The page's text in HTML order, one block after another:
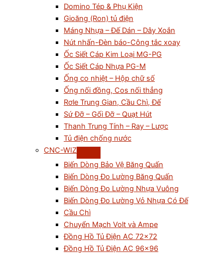
Domino Tép & Phụ Kiện
Gioăng (Ron) tủ điện
Máng Nhựa – Đế Dán – Dây Xoắn
Nút nhấn-Đèn báo-Công tắc xoay
Ốc Siết Cáp Kim Loại MG-PG
Ốc Siết Cáp Nhựa PG-M
Ống co nhiệt – Hộp chữ số
Ống nối đồng, Cos nối thẳng
Rơle Trung Gian, Cầu Chì, Đế
Sứ Đỡ – Gối Đỡ – Quạt Hút
Thanh Trung Tính – Ray – Lược
Tủ điện chống nước
CNC-WIZ
Biến Dòng Bảo Vệ Băng Quấn
Biến Dòng Đo Lường Băng Quấn
Biến Dòng Đo Lường Nhựa Vuông
Biến Dòng Đo Lường Vỏ Nhựa Có Đế
Cầu Chì
Chuyển Mạch Volt và Ampe
Đồng Hồ Tủ Điện AC 72×72
Đồng Hồ Tủ Điện AC 96×96